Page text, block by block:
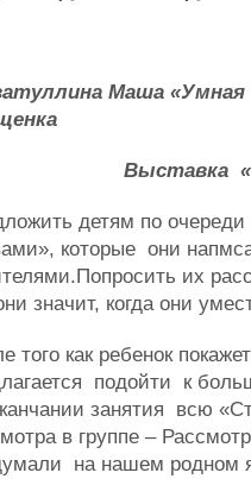
Маша «Умная
«Стена
детям по очереди
которые они
их
значит, когда они
того как ребенок
подойти к
занятия всю
в группе –
на нашем родном